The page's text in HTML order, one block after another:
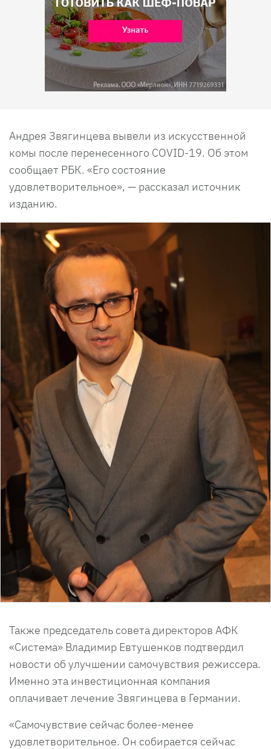
Андрея Звягинцева вывели из искусственной
комы после перенесенного COVID-19. Об этом
сообщает РБК. «Его состояние
удовлетворительное», — рассказал источник
изданию.
Также председатель совета директоров АФК
«Система» Владимир Евтушенков подтвердил
новости об улучшении самочувствия режиссера.
Именно эта инвестиционная компания
оплачивает лечение Звягинцева в Германии.
«Самочувствие сейчас более-менее
удовлетворительное. Он собирается сейчас